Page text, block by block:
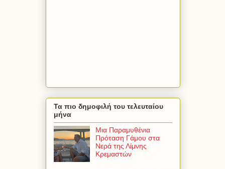
Τα πιο δημοφιλή του τελευταίου
μήνα
Μια Παραμυθένια
Πρόταση Γάμου στα
Νερά της Λίμνης
Κρεμαστών